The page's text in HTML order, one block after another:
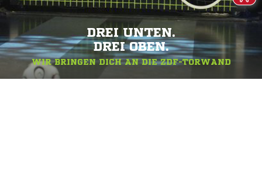
DREI UNTEN.
DREI OBEN.
WIR BRINGEN DICH AN DIE ZDF-TORWAND